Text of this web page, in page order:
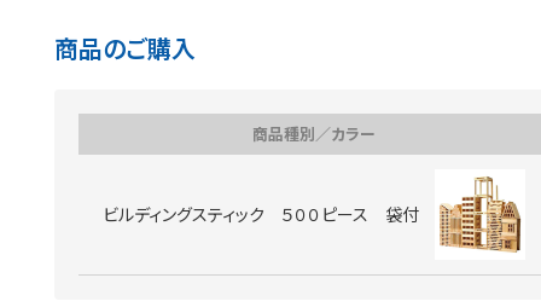
商品のご購入
商品種別／カラー
ビルディングスティック ５００ピース 袋付